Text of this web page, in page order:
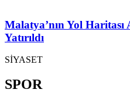
Malatya’nın Yol
Yatırıldı
SİYASET
SPOR